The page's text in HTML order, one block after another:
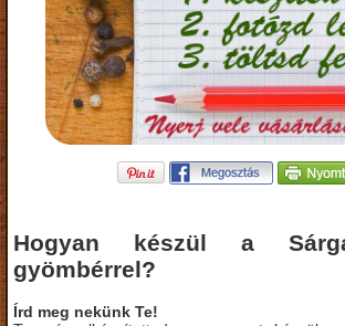
Hogyan készül a
gyömbérrel?
Írd meg nekünk Te!